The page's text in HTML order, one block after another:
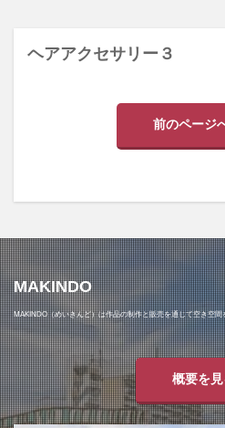
ヘアアクセサリー３
前のページ
MAKINDO
MAKINDO（めいきんど）は作品の制作と販売を通じて空き空
概要を見